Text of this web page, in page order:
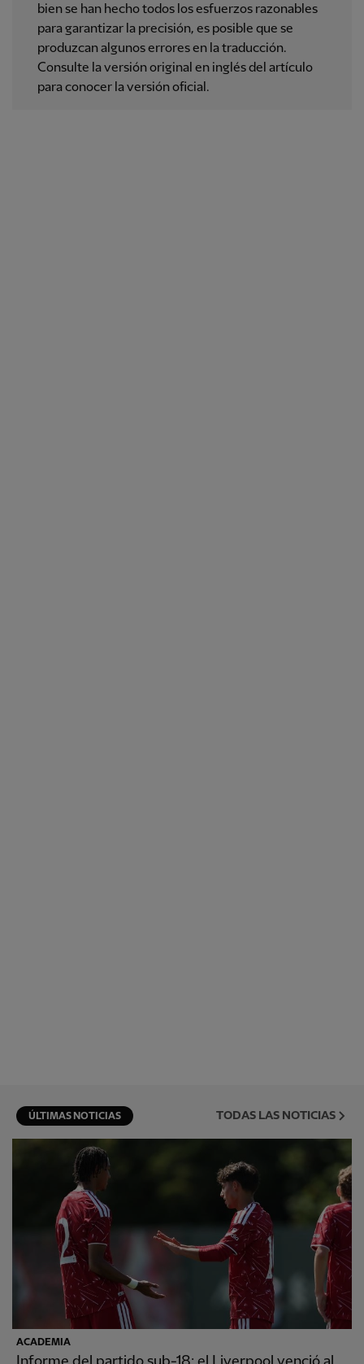
bien se han hecho todos los esfuerzos razonables
para garantizar la precisión, es posible que se
produzcan algunos errores en la traducción.
Consulte la versión original en inglés del artículo
para conocer la versión oficial.
ÚLTIMAS NOTICIAS TODAS LAS NOTICIAS
ACADEMIA